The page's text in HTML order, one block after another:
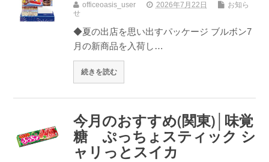
officeoasis_user 2026年7月22日
お知ら
せ
◆夏の出店を思い出すパッケージ ブルボン7
月の新商品を入荷し…
続きを読む
今月のおすすめ(関東)│味覚
糖 ぷっちょスティック シ
ャリっとスイカ